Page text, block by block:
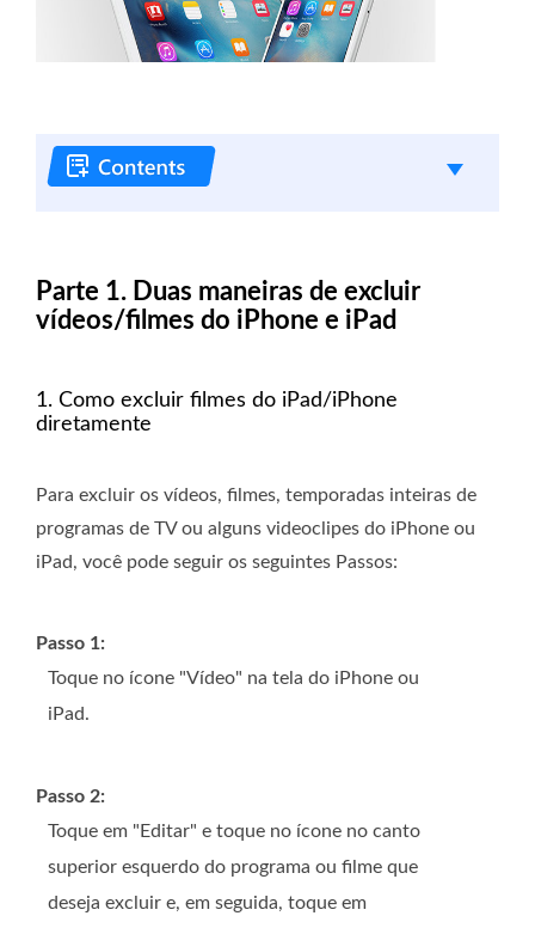
Parte 1. Duas maneiras de excluir
vídeos/filmes do iPhone e iPad
1. Como excluir filmes do iPad/iPhone
diretamente
Para excluir os vídeos, filmes, temporadas inteiras de
programas de TV ou alguns videoclipes do iPhone ou
iPad, você pode seguir os seguintes Passos:
Passo 1:
Toque no ícone "Vídeo" na tela do iPhone ou
iPad.
Passo 2:
Toque em "Editar" e toque no ícone no canto
superior esquerdo do programa ou filme que
deseja excluir e, em seguida, toque em